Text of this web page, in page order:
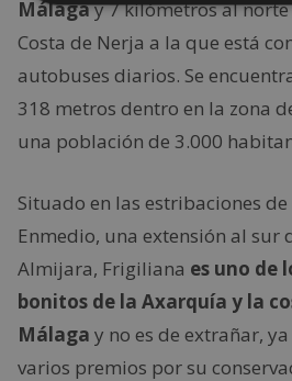
Málagay 7 kilómetros al
Costa de Nerja a la que está
autobuses diarios. Se
318 metros dentro en la zona
una población de 3.000
Situado en las estribaciones
Enmedio, una extensión al sur
Almijara, Frigiliana es uno de
bonitos de la Axarquía y la
Málaga y no es de extrañar,
varios premios por su